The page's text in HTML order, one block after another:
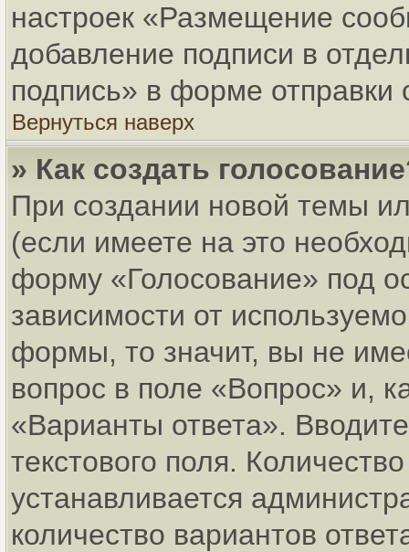
настроек «Размещение
добавление подписи в
подпись» в форме отправки
Вернуться наверх
» Как создать
При создании новой темы
(если имеете на это
форму «Голосование» под
зависимости от
формы, то значит, вы не
вопрос в поле «Вопрос» и,
«Варианты ответа».
текстового поля.
устанавливается
количество вариантов